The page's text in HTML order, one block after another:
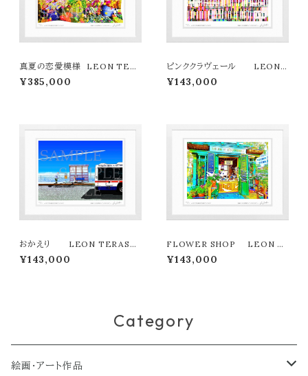
真夏の恋愛模様 LEON TER
ASHIMA版画作品77作限定（オ
ンライン限定特典付き作品〉
¥385,000
ピンククラヴェール LEON
TERASHIMA版画作品180作
限定
¥143,000
おかえり LEON TERASHI
MA版画作品180作限定
¥143,000
FLOWER SHOP LEON T
ERASHIMA版画作品180
¥143,000
Category
絵画・アート作品